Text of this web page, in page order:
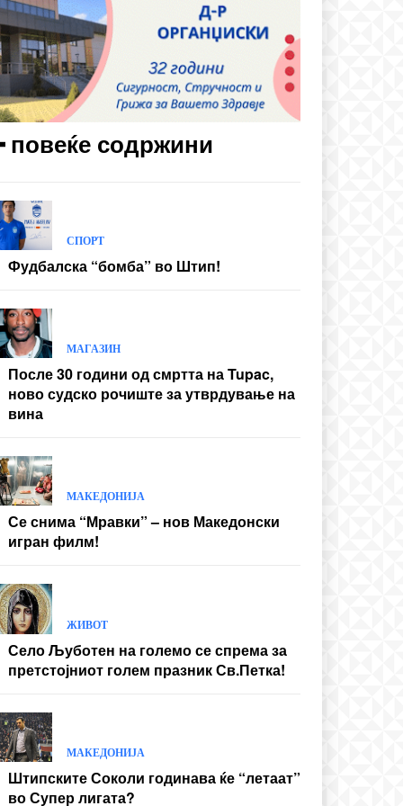
повеќе содржини
СПОРТ
Фудбалска “бомба” во Штип!
МАГАЗИН
После 30 години од смртта на Tupac,
ново судско рочиште за утврдување на
вина
МАКЕДОНИЈА
Се снима “Мравки” – нов Македонски
игран филм!
ЖИВОТ
Село Љуботен на големо се спрема за
претстојниот голем празник Св.Петка!
МАКЕДОНИЈА
Штипските Соколи годинава ќе “летаат”
во Супер лигата?